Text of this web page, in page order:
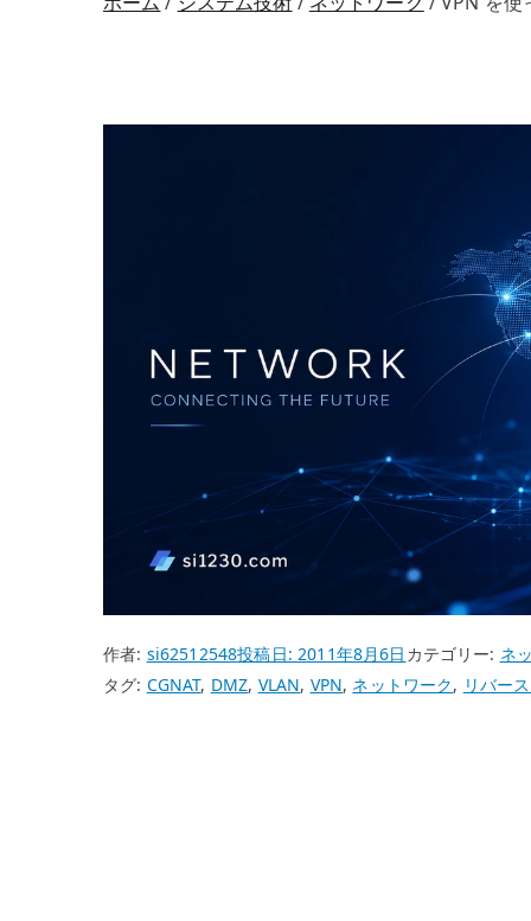
作者: si62512548投稿日:2011年8月6日 カテゴリー: ネ
タグ: CGNAT, DMZ, VLAN, VPN, ネットワーク, リバー